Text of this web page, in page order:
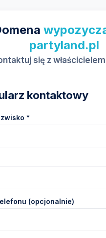
partyland.pl
się z
kontaktowy
*
(opcjonalnie)